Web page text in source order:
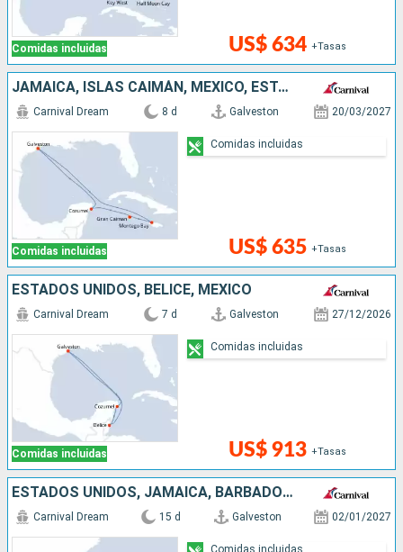
Comidas incluidas US$ 634 +Tasas
JAMAICA, ISLAS CAIMÁN, MÉXICO, ESTADOS UNIDOS
Comidas incluidas
Carnival Dream 8 d Galveston 20/03/2027
US$ 635 +Tasas
Comidas incluidas
ESTADOS UNIDOS, BELICE, MÉXICO
Comidas incluidas
Carnival Dream 7 d Galveston 27/12/2026
US$ 913 +Tasas
Comidas incluidas
ESTADOS UNIDOS, JAMAICA, BARBADOS, SANTA LUCIA, ANTIGUA Y BARBUDA, PUERTO RICO, REPÚBLICA DOMINICANA
Carnival Dream 15 d Galveston 02/01/2027
Comidas incluidas